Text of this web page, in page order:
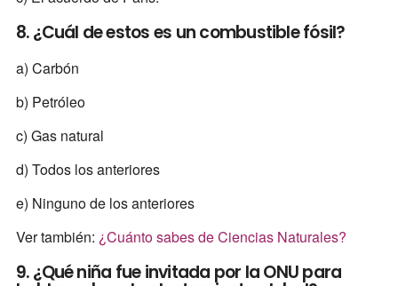
8. ¿Cuál de estos es un combustible fósil?
a) Carbón
b) Petróleo
c) Gas natural
d) Todos los anteriores
e) Ninguno de los anteriores
Ver también: ¿Cuánto sabes de Ciencias Naturales?
9. ¿Qué niña fue invitada por la ONU para